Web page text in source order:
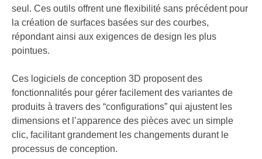
seul. Ces outils offrent une flexibilité sans précédent pour
la création de surfaces basées sur des courbes,
répondant ainsi aux exigences de design les plus
pointues.
Ces logiciels de conception 3D proposent des
fonctionnalités pour gérer facilement des variantes de
produits à travers des “configurations” qui ajustent les
dimensions et l’apparence des pièces avec un simple
clic, facilitant grandement les changements durant le
processus de conception.